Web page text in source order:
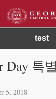
test
Day 특
5, 2018